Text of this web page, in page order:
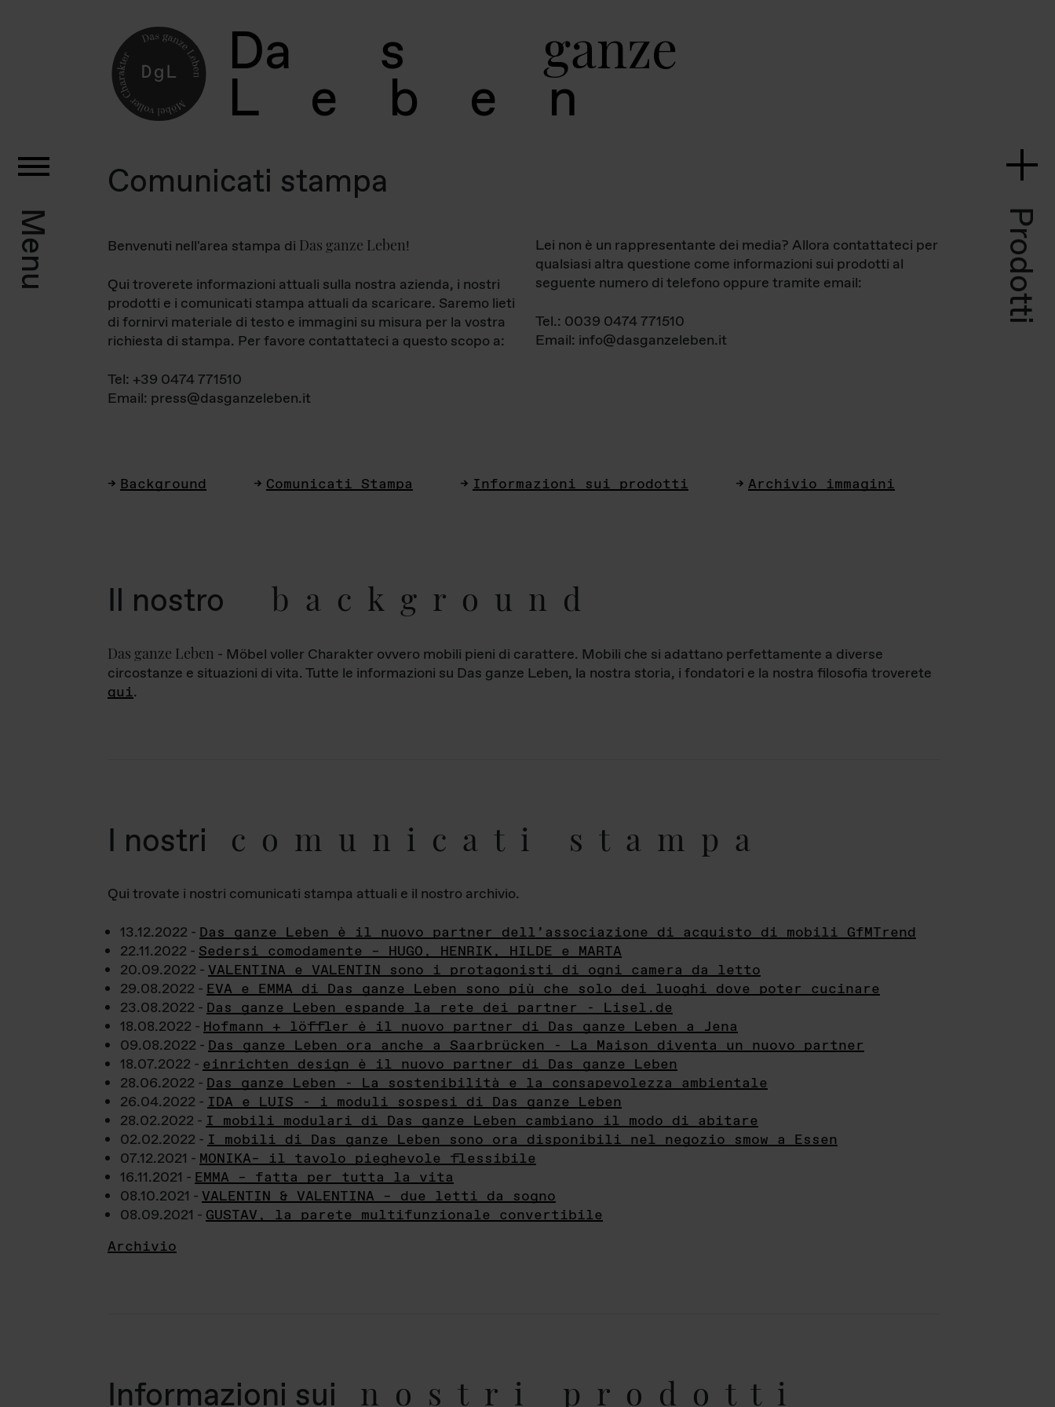
Da s ganze
L e b e n
Menu Prodotti
Comunicati stampa
Benvenuti nell'area stampa di Das ganze Leben!
Qui troverete informazioni attuali sulla nostra azienda, i nostri
prodotti e i comunicati stampa attuali da scaricare. Saremo lieti
di fornirvi materiale di testo e immagini su misura per la vostra
richiesta di stampa. Per favore contattateci a questo scopo a:
Tel: +39 0474 771510
Email: press@dasganzeleben.it
Lei non è un rappresentante dei media? Allora contattateci per
qualsiasi altra questione come informazioni sui prodotti al
seguente numero di telefono oppure tramite email:
Tel.: 0039 0474 771510
Email: info@dasganzeleben.it
Background Comunicati Stampa Informazioni sui prodotti Archivio immagini
Il nostro background
Das ganze Leben - Möbel voller Charakter ovvero mobili pieni di carattere. Mobili che si adattano perfettamente a diverse
circostanze e situazioni di vita. Tutte le informazioni su Das ganze Leben, la nostra storia, i fondatori e la nostra filosofia troverete
qui.
I nostri comunicati stampa
Qui trovate i nostri comunicati stampa attuali e il nostro archivio.
13.12.2022 - Das ganze Leben è il nuovo partner dell’associazione di acquisto di mobili GfMTrend
22.11.2022 - Sedersi comodamente – HUGO, HENRIK, HILDE e MARTA
20.09.2022 - VALENTINA e VALENTIN sono i protagonisti di ogni camera da letto
29.08.2022 - EVA e EMMA di Das ganze Leben sono più che solo dei luoghi dove poter cucinare
23.08.2022 - Das ganze Leben espande la rete dei partner - Lisel.de
18.08.2022 - Hofmann + löffler è il nuovo partner di Das ganze Leben a Jena
09.08.2022 - Das ganze Leben ora anche a Saarbrücken - La Maison diventa un nuovo partner
18.07.2022 - einrichten design è il nuovo partner di Das ganze Leben
28.06.2022 - Das ganze Leben - La sostenibilità e la consapevolezza ambientale
26.04.2022 - IDA e LUIS - i moduli sospesi di Das ganze Leben
28.02.2022 - I mobili modulari di Das ganze Leben cambiano il modo di abitare
02.02.2022 - I mobili di Das ganze Leben sono ora disponibili nel negozio smow a Essen
07.12.2021 - MONIKA– il tavolo pieghevole flessibile
16.11.2021 - EMMA – fatta per tutta la vita
08.10.2021 - VALENTIN & VALENTINA – due letti da sogno
08.09.2021 - GUSTAV, la parete multifunzionale convertibile
Archivio
Informazioni sui nostri prodotti